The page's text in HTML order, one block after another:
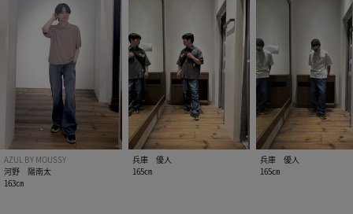
AZUL BY MOUSSY
河野 陽南太
163㎝
兵庫 優人
165㎝
兵庫 優人
165㎝